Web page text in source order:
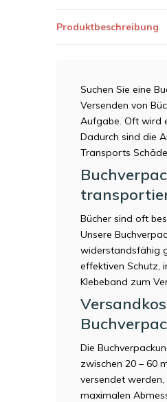
Produktbeschreibung
Suchen Sie eine
Versenden von
Aufgabe. Oft wird
Dadurch sind die
Transports
Bücher sind oft
Unsere
widerstandsfähig
effektiven Schutz,
Klebeband zum
Die
zwischen 20 – 60
versendet
maximalen